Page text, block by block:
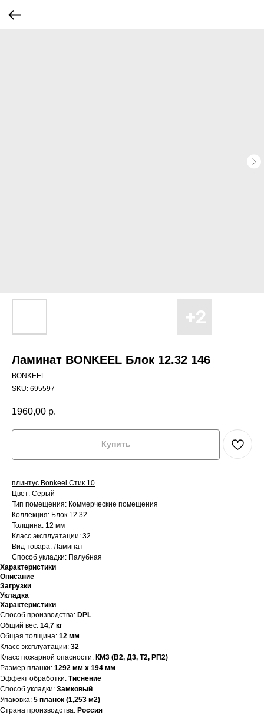
Ламинат BONKEEL Блок 12.32 146
BONKEEL
SKU: 695597
1960,00 р.
Купить
плинтус Bonkeel Стик 10
Цвет: Серый
Тип помещения: Коммерческие помещения
Коллекция: Блок 12.32
Толщина: 12 мм
Класс эксплуатации: 32
Вид товара: Ламинат
Способ укладки: Палубная
Характеристики
Описание
Загрузки
Укладка
Характеристики
Способ производства: DPL
Общий вес: 14,7 кг
Общая толщина: 12 мм
Класс эксплуатации: 32
Класс пожарной опасности: КМ3 (В2, Д3, Т2, РП2)
Размер планки: 1292 мм х 194 мм
Эффект обработки: Тиснение
Способ укладки: Замковый
Упаковка: 5 планок (1,253 м2)
Страна производства: Россия